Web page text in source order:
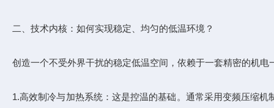
二、技术内核：如何实现稳定、均匀的低温环境？
创造一个不受外界干扰的稳定低温空间，依赖于一套精密的机电
1.高效制冷与加热系统：这是控温的基础。通常采用变频压缩